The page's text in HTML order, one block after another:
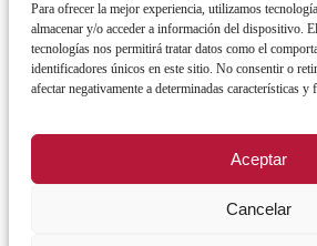
Para ofrecer la mejor experiencia, utilizamos
almacenar y/o acceder a información del dispositivo.
tecnologías nos permitirá tratar datos como el
identificadores únicos en este sitio. No consentir o
afectar negativamente a determinadas características y
Aceptar
Cancelar
REGISTRO DE